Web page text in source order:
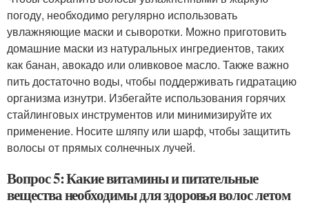
погоду, необходимо регулярно использовать
увлажняющие маски и сыворотки. Можно приготовить
домашние маски из натуральных ингредиентов, таких
как банан, авокадо или оливковое масло. Также важно
пить достаточно воды, чтобы поддерживать гидратацию
организма изнутри. Избегайте использования горячих
стайлинговых инструментов или минимизируйте их
применение. Носите шляпу или шарф, чтобы защитить
волосы от прямых солнечных лучей.
Вопрос 5: Какие витамины и питательные
вещества необходимы для здоровья волос летом